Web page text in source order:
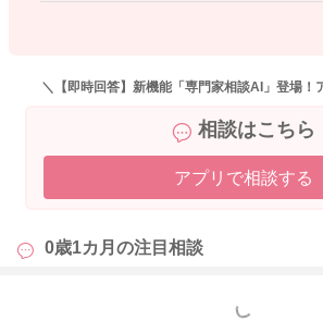
こが少ない、元気がないなどがみられれば
＼【即時回答】新機能「専門家相談AI」登場！
相談はこちら
アプリで相談する
0歳1カ月の注目相談
もっと見る